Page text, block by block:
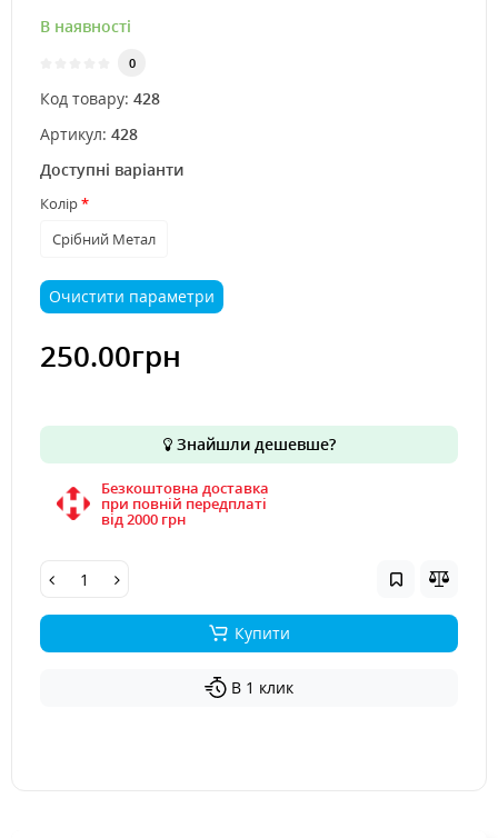
В наявності
0
Код товару: 428
Артикул: 428
Доступні варіанти
Колір
Срібний Метал
Очистити параметри
250.00грн
Знайшли дешевше?
Безкоштовна доставка
при повній передплаті
вiд 2000 грн
Купити
В 1 клик